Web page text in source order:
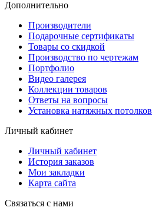
Дополнительно
Производители
Подарочные сертификаты
Товары со скидкой
Производство по чертежам
Портфолио
Видео галерея
Коллекции товаров
Ответы на вопросы
Установка натяжных потолков
Личный кабинет
Личный кабинет
История заказов
Мои закладки
Карта сайта
Связаться с нами